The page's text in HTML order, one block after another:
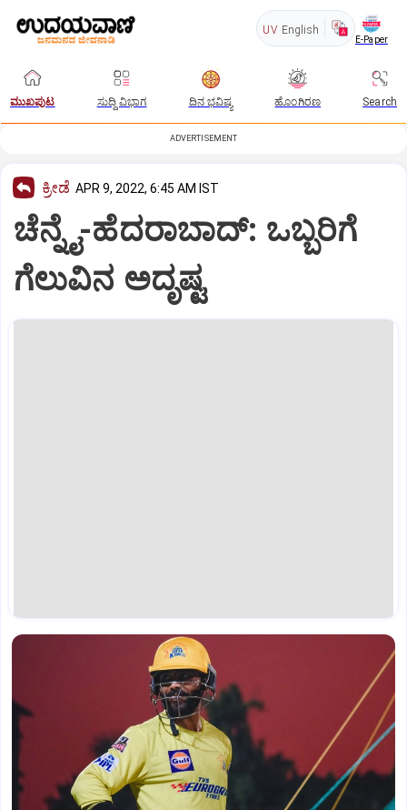
UV English
E-Paper
ಮುಖಪುಟ ಸುದ್ದಿ ವಿಭಾಗ ದಿನ ಭವಿಷ್ಯ ಹೊಂಗಿರಣ Search
ADVERTISEMENT
ಕ್ರೀಡೆ APR 9, 2022, 6:45 AM IST
ಚೆನ್ನೈ-ಹೆದರಾಬಾದ್‌: ಒಬ್ಬರಿಗೆ
ಗೆಲುವಿನ ಅದೃಷ್ಟ